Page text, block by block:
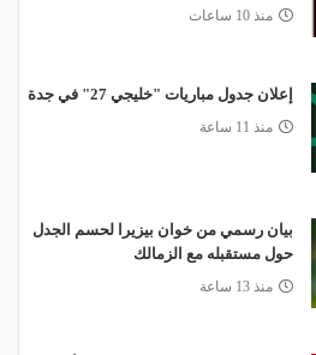
منذ 10 ساعات
إعلان جدول مباريات "خليجي 27" في جدة
منذ 11 ساعة
بيان رسمي من خوان بيزيرا لحسم الجدل
حول مستقبله مع الزمالك
منذ 13 ساعة